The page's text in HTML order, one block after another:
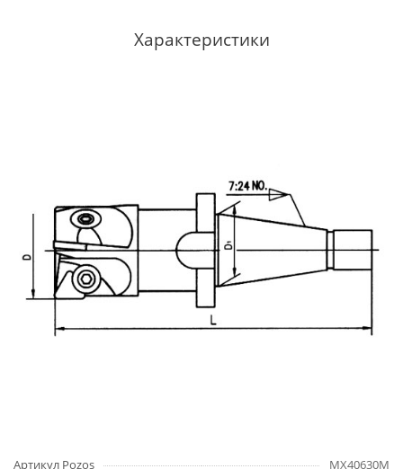
Характеристики
Артикул Pozos MX40630M